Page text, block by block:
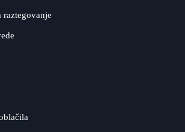
raztegovanje